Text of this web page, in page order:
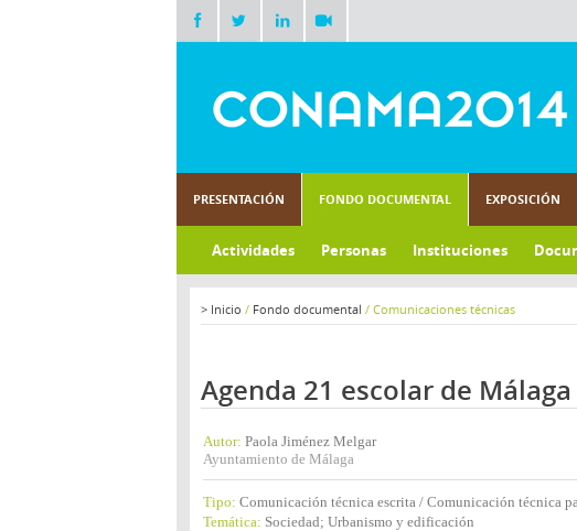
PRESENTACIÓN FONDO DOCUMENTAL EXPOSICIÓN
Actividades Personas Instituciones
> Inicio / Fondo documental / Comunicaciones técnicas
Agenda 21 escolar de Málaga
Autor: Paola Jiménez Melgar
Ayuntamiento de Málaga
Tipo: Comunicación técnica escrita / Comunicación técnica
Temática: Sociedad; Urbanismo y edificación